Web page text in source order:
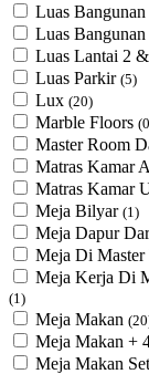
Luas
Luas
Luas Lantai 2
Luas Parkir (5)
Lux (20)
Marble Floors
Master Room
Matras Kamar
Matras Kamar
Meja Bilyar (1)
Meja Dapur
Meja Di
Meja Kerja Di
(1)
Meja Makan
Meja Makan +
Meja Makan Set